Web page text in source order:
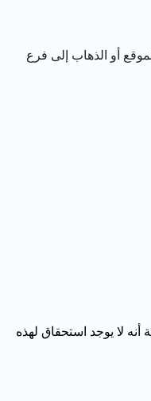
أو الذهاب إلى فرع
لا يوجد استحقاق لهذه